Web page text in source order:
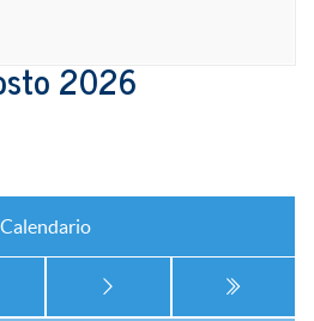
2026
Calendario